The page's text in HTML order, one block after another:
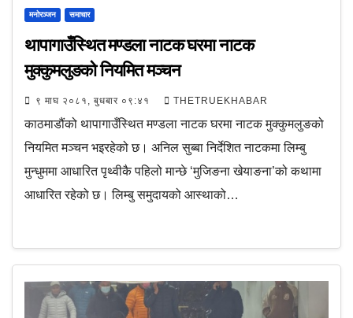
मनोरञ्जन समाचार
थापागाउँस्थित मण्डला नाटक घरमा नाटक
मुक्कुमलुङको नियमित मञ्चन
९ माघ २०८१, बुधबार ०९:४१ THETRUEKHABAR
काठमाडौंको थापागाउँस्थित मण्डला नाटक घरमा नाटक मुक्कुमलुङको
नियमित मञ्चन भइरहेको छ। अनिल सुब्बा निर्देशित नाटकमा लिम्बु
मुन्धुममा आधारित पृथ्वीकै पहिलो मान्छे ‘मुजिङना खेयाङना’को कथामा
आधारित रहेको छ। लिम्बु समुदायको आस्थाको…